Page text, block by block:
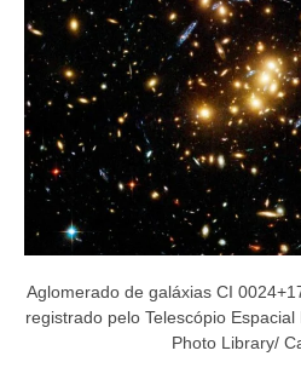
o
n
Aglomerado de galáxias CI
registrado pelo Telescópio
Photo Library/